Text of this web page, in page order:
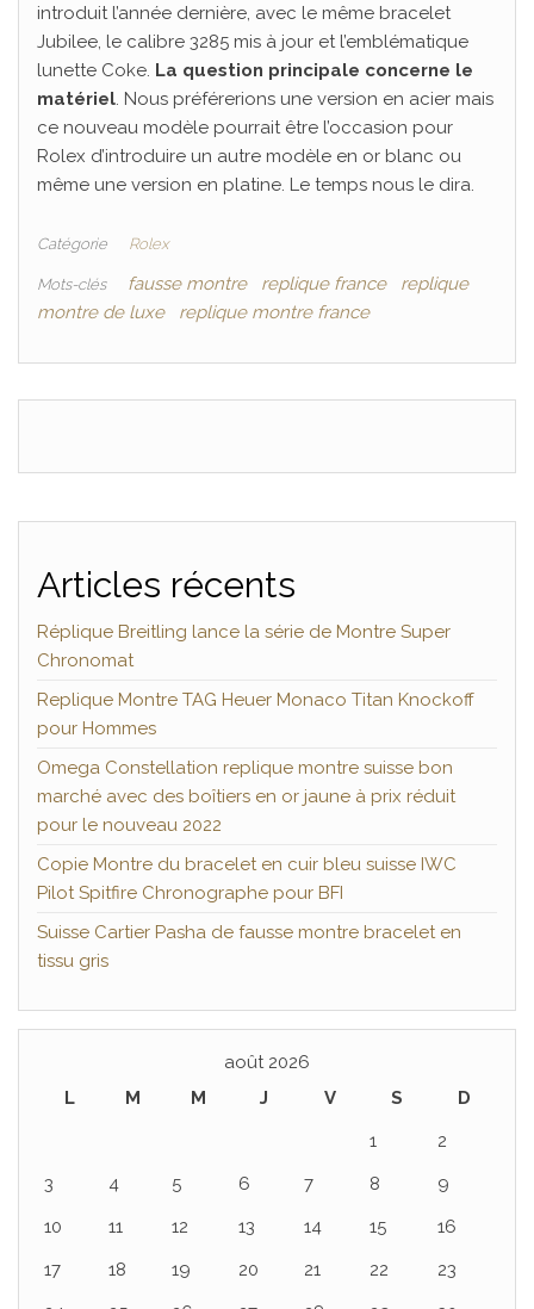
introduit l’année dernière, avec le même bracelet
Jubilee, le calibre 3285 mis à jour et l’emblématique
lunette Coke. La question principale concerne le
matériel. Nous préférerions une version en acier mais
ce nouveau modèle pourrait être l’occasion pour
Rolex d’introduire un autre modèle en or blanc ou
même une version en platine. Le temps nous le dira.
Catégorie Rolex
Mots-clés fausse montre replique france
replique
montre de luxe
replique montre france
Articles récents
Réplique Breitling lance la série de Montre Super
Chronomat
Replique Montre TAG Heuer Monaco Titan Knockoff
pour Hommes
Omega Constellation replique montre suisse bon
marché avec des boîtiers en or jaune à prix réduit
pour le nouveau 2022
Copie Montre du bracelet en cuir bleu suisse IWC
Pilot Spitfire Chronographe pour BFI
Suisse Cartier Pasha de fausse montre bracelet en
tissu gris
août 2026
L
M M J V S
D
1
2
3
4 5 6 7 8
9
10
11 12 13 14 15
16
17
18 19 20 21 22
23